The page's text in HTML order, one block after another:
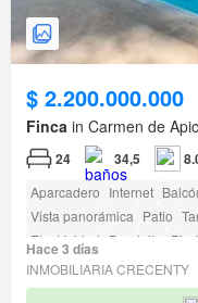
$ 2.200.000.000
Finca in Carmen de
24 34,5
Aparcadero Internet
Vista panorámica Patio
Electricidad Depósito
Acceso para personas con
Hace 3 días
INMOBILIARIA CRECENTY